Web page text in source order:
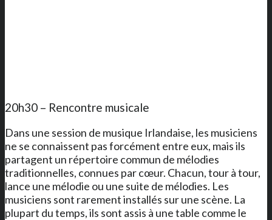
20h30 – Rencontre musicale
Dans une session de musique Irlandaise, les musiciens
ne se connaissent pas forcément entre eux, mais ils
partagent un répertoire commun de mélodies
traditionnelles, connues par cœur. Chacun, tour à tour,
lance une mélodie ou une suite de mélodies. Les
musiciens sont rarement installés sur une scène. La
plupart du temps, ils sont assis à une table comme le